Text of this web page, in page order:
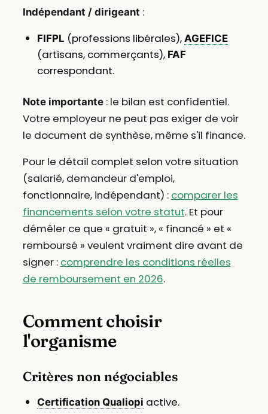
Indépendant / dirigeant :
FIFPL (professions libérales), AGEFICE
(artisans, commerçants), FAF
correspondant.
Note importante: le bilan est confidentiel.
Votre employeur ne peut pas exiger de voir
le document de synthèse, même s'il finance.
Pour le détail complet selon votre situation
(salarié, demandeur d'emploi,
fonctionnaire, indépendant) : comparer les
financements selon votre statut. Et pour
démêler ce que « gratuit », « financé » et «
remboursé » veulent vraiment dire avant de
signer : comprendre les conditions réelles
de remboursement en 2026.
Comment choisir
l'organisme
Critères non négociables
Certification Qualiopi active.